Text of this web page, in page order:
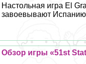
Настольная игра El
завоевывают
Обзор игры «51st